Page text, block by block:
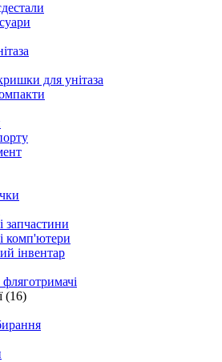
для унітаза
запчастини
комп'ютери
інвентар
(16)